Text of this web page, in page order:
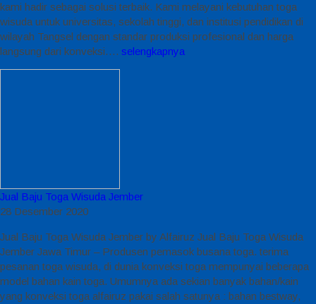
kami hadir sebagai solusi terbaik. Kami melayani kebutuhan toga
wisuda untuk universitas, sekolah tinggi, dan institusi pendidikan di
wilayah Tangsel dengan standar produksi profesional dan harga
langsung dari konveksi…. selengkapnya
Jual Baju Toga Wisuda Jember
28 Desember 2020
Jual Baju Toga Wisuda Jember by Alfairuz Jual Baju Toga Wisuda
Jember Jawa Timur – Produsen pemasok busana toga. terima
pesanan toga wisuda, di dunia konveksi toga mempunyai beberapa
model bahan kain toga. Umumnya ada sekian banyak bahan/kain
yang konveksi toga alfairuz pakai salah satunya : bahan bestway,